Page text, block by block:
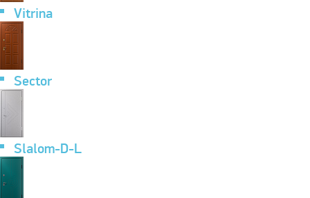
Vitrina
Sector
Slalom-D-L